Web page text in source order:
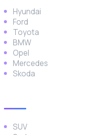
Hyundai
Ford
Toyota
BMW
Opel
Mercedes
Skoda
SUV